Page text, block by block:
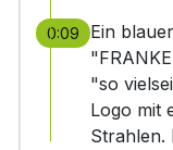
0:09
Ein
"so
Logo mit
Strahlen.